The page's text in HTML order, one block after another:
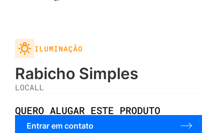
ILUMINAÇÃO
Rabicho Simples
LOCALL
QUERO ALUGAR ESTE PRODUTO
Entrar em contato